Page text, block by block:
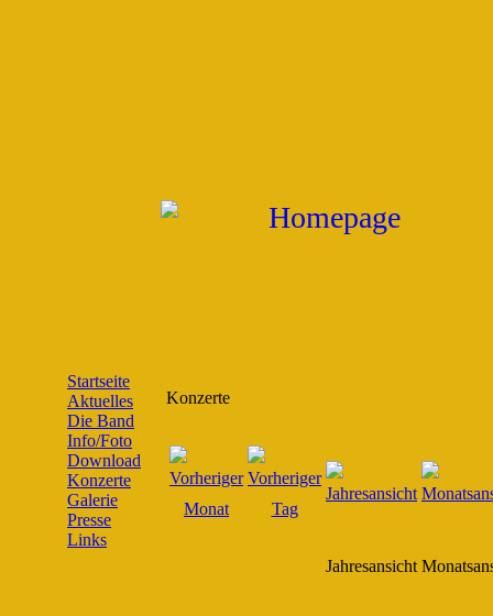
Startseite
Aktuelles
Die Band
Info/Foto
Download
Konzerte
Galerie
Presse
Links
Konzerte
Jahresansicht